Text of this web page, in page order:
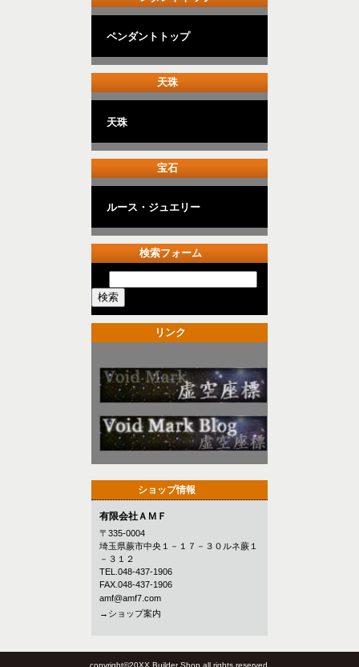
ペンダントトップ
天珠
天珠
宝石
ルース・ジュエリー
検索フォーム
リンク
ショップ情報
有限会社ＡＭＦ
〒335-0004
埼玉県蕨市中央１－１７－３０ルネ蕨１
－３１２
TEL.048-437-1906
FAX.048-437-1906
amf@amf7.com
→ショップ案内
copyright©20XX Builder Shop all rights reserved.